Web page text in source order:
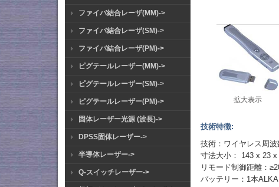
ファイバ結合レーザ(MM)->
ファイバ結合レーザ(SM)->
ファイバ結合レーザ(PM)->
ピグテールレーザー(MM)->
ピグテールレーザー(SM)->
ピグテールレーザー(PM)->
固体レーザー光源 (波長)->
DPSS固体レーザー->
半導体レーザー->
Q-スイッチレーザー->
拡大表示
技術特徴:
技術：ワイヤレス周
寸法大小： 143 x 23 x
リモード制御距離：
バッテリー：1本